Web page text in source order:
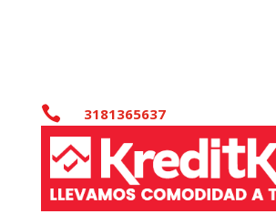
 3181365637